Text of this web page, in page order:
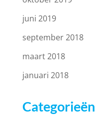
juni 2019
september 2018
maart 2018
januari 2018
Categorieën